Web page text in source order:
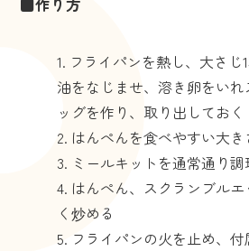
■作り方
フライパンを熱し、大さじ
油をなじませ、溶き卵をい
ッグを作り、取り出しておく
はんぺんを食べやすい大き
ミールキットを通常通り調
はんぺん、スクランブル
く炒める
フライパンの火を止め、